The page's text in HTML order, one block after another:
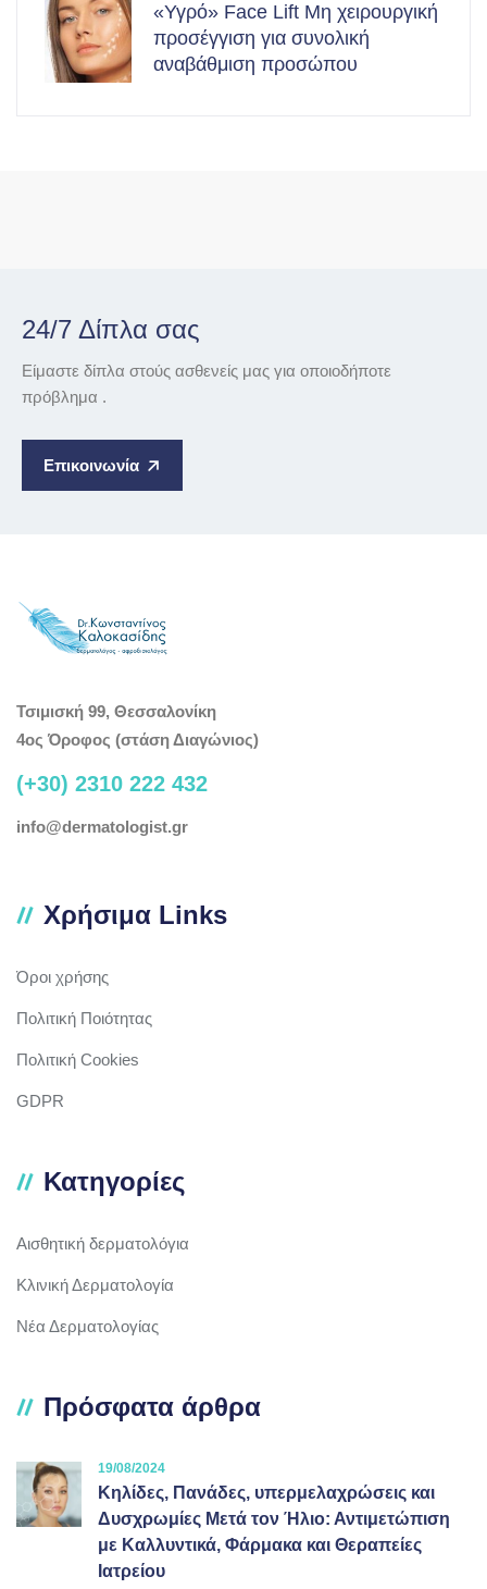
«Υγρό» Face Lift Μη χειρουργική
προσέγγιση για συνολική
αναβάθμιση προσώπου
24/7 Δίπλα σας
Είμαστε δίπλα στούς ασθενείς μας για οποιοδήποτε
πρόβλημα .
Επικοινωνία
Τσιμισκή 99, Θεσσαλονίκη
4ος Όροφος (στάση Διαγώνιος)
(+30) 2310 222 432
info@dermatologist.gr
Χρήσιμα Links
Όροι χρήσης
Πολιτική Ποιότητας
Πολιτική Cookies
GDPR
Κατηγορίες
Αισθητική δερματολόγια
Κλινική Δερματολογία
Νέα Δερματολογίας
Πρόσφατα άρθρα
19/08/2024
Κηλίδες, Πανάδες, υπερμελαχρώσεις και
Δυσχρωμίες Μετά τον Ήλιο: Αντιμετώπιση
με Καλλυντικά, Φάρμακα και Θεραπείες
Ιατρείου